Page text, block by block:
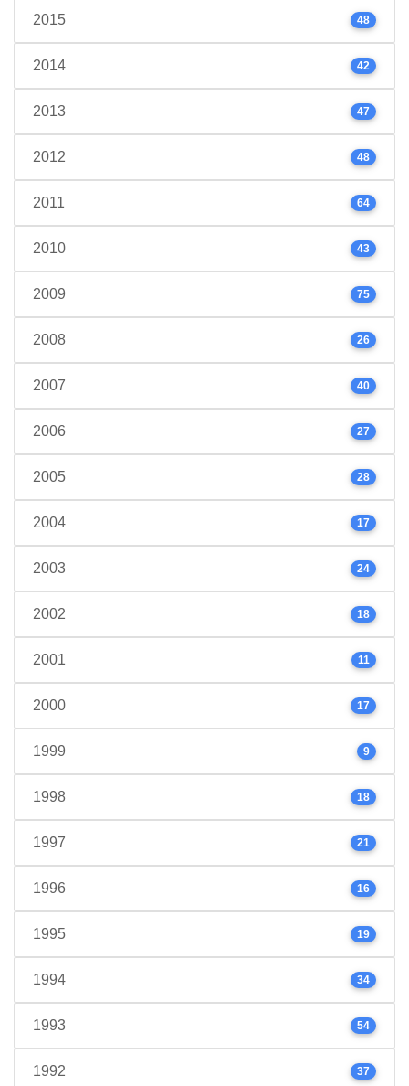
2015 48
2014 42
2013 47
2012 48
2011 64
2010 43
2009 75
2008 26
2007 40
2006 27
2005 28
2004 17
2003 24
2002 18
2001 11
2000 17
1999 9
1998 18
1997 21
1996 16
1995 19
1994 34
1993 54
1992 37